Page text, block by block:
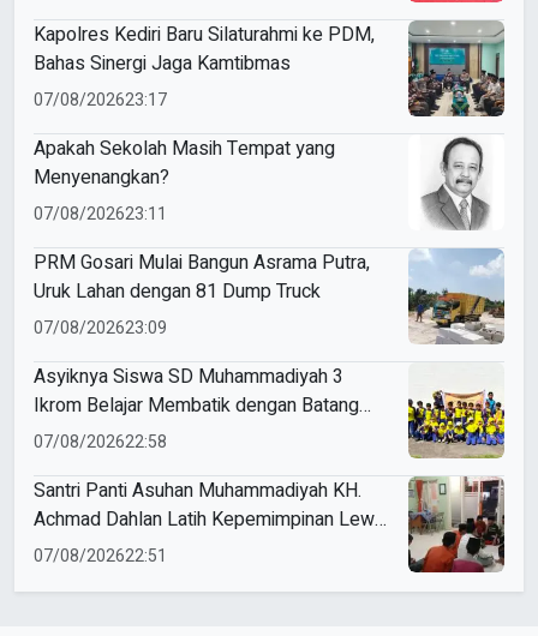
Kapolres Kediri Baru Silaturahmi ke PDM,
Bahas Sinergi Jaga Kamtibmas
07/08/202623:17
Apakah Sekolah Masih Tempat yang
Menyenangkan?
07/08/202623:11
PRM Gosari Mulai Bangun Asrama Putra,
Uruk Lahan dengan 81 Dump Truck
07/08/202623:09
Asyiknya Siswa SD Muhammadiyah 3
Ikrom Belajar Membatik dengan Batang
Pakcoy
07/08/202622:58
Santri Panti Asuhan Muhammadiyah KH.
Achmad Dahlan Latih Kepemimpinan Lewat
Kepanitiaan Agustusan
07/08/202622:51